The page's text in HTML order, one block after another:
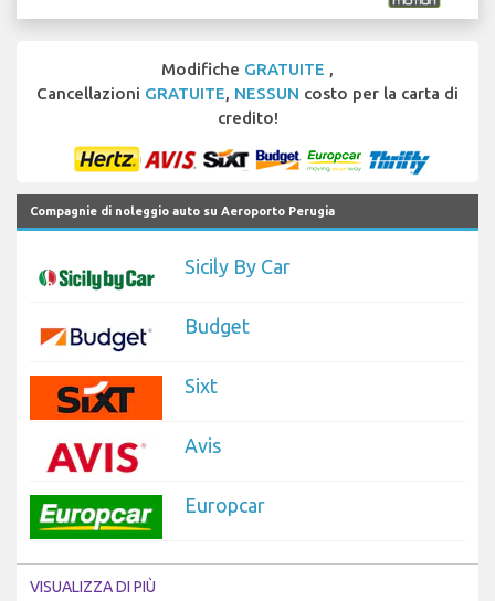
Modifiche GRATUITE ,
Cancellazioni GRATUITE, NESSUN costo per la carta di
credito!
Compagnie di noleggio auto su Aeroporto Perugia
Sicily By Car
Budget
Sixt
Avis
Europcar
VISUALIZZA DI PIÙ